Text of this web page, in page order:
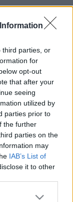
third parties, or
for
opt-out
that after your
seeing
utilized by
parties prior to
the further
parties on the
may
IAB’s List of
it to other
more Google